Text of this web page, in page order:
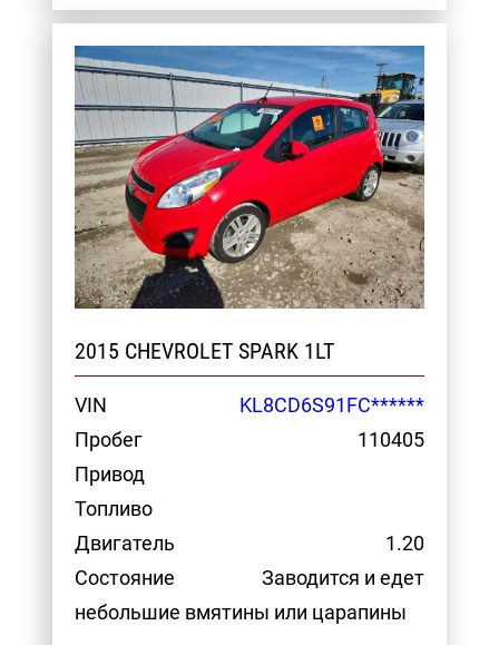
2015 CHEVROLET SPARK 1LT
VIN
KL8CD6S91FC******
Пробег
110405
Привод
Топливо
Двигатель
1.20
Состояние
Заводится и едет
небольшие вмятины или царапины